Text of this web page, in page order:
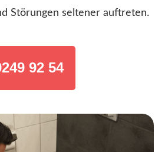
Störungen seltener auftreten.
92 54